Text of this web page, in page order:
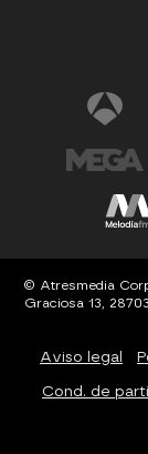
© Atresmedia
Graciosa 13,
Aviso legal
Cond. de